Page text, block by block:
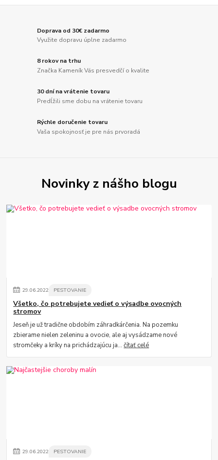
Doprava od 30€ zadarmo
Využite dopravu úplne zadarmo
8 rokov na trhu
Značka Kameník Vás presvedčí o kvalite
30 dní na vrátenie tovaru
Predĺžili sme dobu na vrátenie tovaru
Rýchle doručenie tovaru
Vaša spokojnosť je pre nás prvoradá
Novinky z nášho blogu
29.06.2022 PESTOVANIE
Všetko, čo potrebujete vedieť o výsadbe ovocných
stromov
Jeseň je už tradične obdobím záhradkárčenia. Na pozemku
zbierame nielen zeleninu a ovocie, ale aj vysádzame nové
stromčeky a kríky na prichádzajúcu ja...čítať celé
29.06.2022 PESTOVANIE